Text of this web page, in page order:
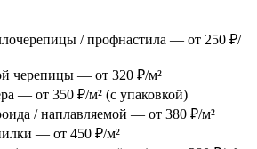
/ профнастила — от 250 ₽/
черепицы — от 320 ₽/м²
— от 350 ₽/м² (с упаковкой)
/ наплавляемой — от 380 ₽/м²
— от 450 ₽/м²